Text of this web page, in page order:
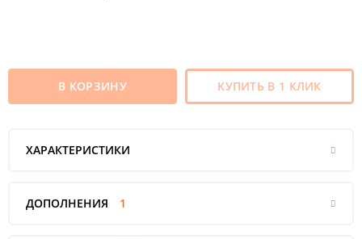
В КОРЗИНУ КУПИТЬ В 1 КЛИК
ХАРАКТЕРИСТИКИ
ДОПОЛНЕНИЯ 1